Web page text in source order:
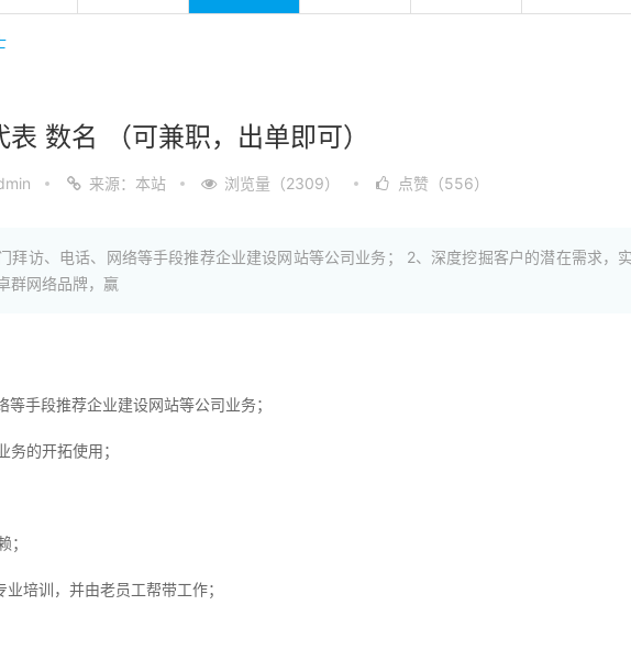
数名 （可兼职，出单即可）
来源：本站 浏览量（2309） 点赞（556）
拜访、电话、网络等手段推荐企业建设网站等公司业务； 2、深度挖掘客户的潜在需求，
群网络品牌，赢
手段推荐企业建设网站等公司业务；
的开拓使用；
；
训，并由老员工帮带工作；